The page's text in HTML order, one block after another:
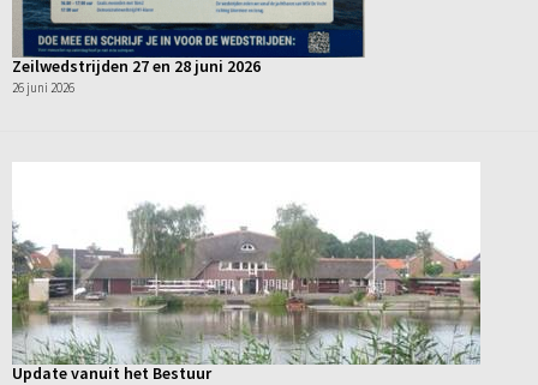
Zeilwedstrijden 27 en 28 juni 2026
26 juni 2026
Update vanuit het Bestuur